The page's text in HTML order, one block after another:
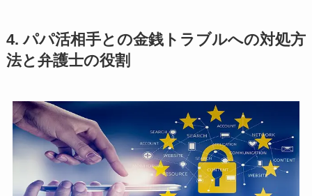
4. パパ活相手との金銭トラブルへの対処方
法と弁護士の役割